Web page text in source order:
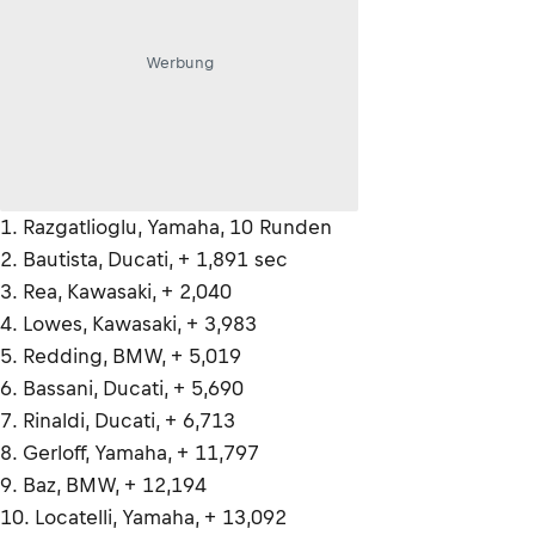
Werbung
1. Razgatlioglu, Yamaha, 10 Runden
2. Bautista, Ducati, + 1,891 sec
3. Rea, Kawasaki, + 2,040
4. Lowes, Kawasaki, + 3,983
5. Redding, BMW, + 5,019
6. Bassani, Ducati, + 5,690
7. Rinaldi, Ducati, + 6,713
8. Gerloff, Yamaha, + 11,797
9. Baz, BMW, + 12,194
10. Locatelli, Yamaha, + 13,092